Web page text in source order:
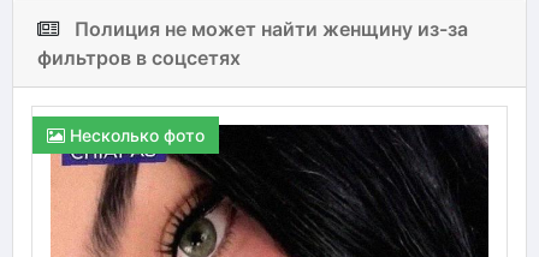
Полиция не может найти женщину из-за
фильтров в соцсетях
Несколько фото